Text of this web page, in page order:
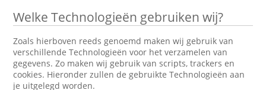
Welke Technologieën gebruiken wij?
Zoals hierboven reeds genoemd maken wij gebruik van
verschillende Technologieën voor het verzamelen van
gegevens. Zo maken wij gebruik van scripts, trackers en
cookies. Hieronder zullen de gebruikte Technologieën aan
je uitgelegd worden.